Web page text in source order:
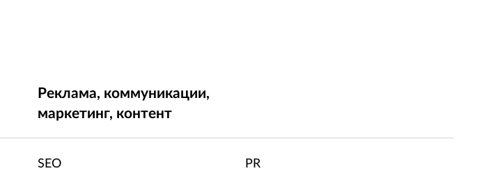
Реклама, коммуникации,
маркетинг, контент
SEO
PR